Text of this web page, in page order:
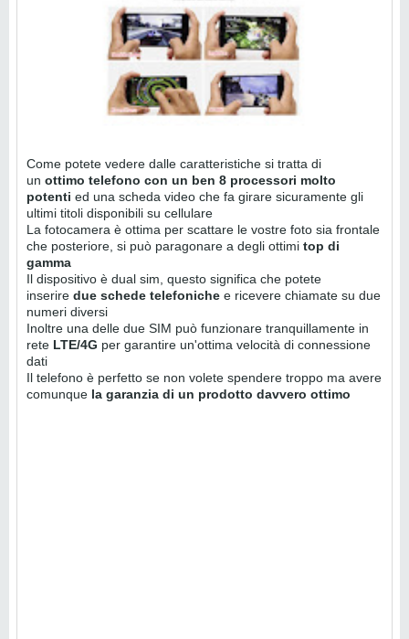
Come potete vedere dalle caratteristiche si tratta di
un ottimo telefono con un ben 8 processori molto
potenti ed una scheda video che fa girare sicuramente gli
ultimi titoli disponibili su cellulare
La fotocamera è ottima per scattare le vostre foto sia frontale
che posteriore, si può paragonare a degli ottimi top di
gamma
Il dispositivo è dual sim, questo significa che potete
inserire due schede telefoniche e ricevere chiamate su due
numeri diversi
Inoltre una delle due SIM può funzionare tranquillamente in
rete LTE/4G per garantire un'ottima velocità di connessione
dati
Il telefono è perfetto se non volete spendere troppo ma avere
comunque la garanzia di un prodotto davvero ottimo